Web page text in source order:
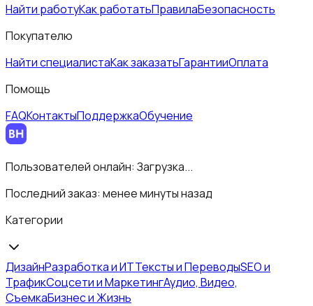
Найти работуКак работатьПравилаБезопасность
Покупателю
Найти специалистаКак заказатьГарантииОплата
Помощь
FAQКонтактыПоддержкаОбучение
Пользователей онлайн: Загрузка...
Последний заказ: менее минуты назад
Категории
ДизайнРазработка и ИТТексты и ПереводыSEO и
ТрафикСоцсети и МаркетингАудио, Видео,
СъемкаБизнес и Жизнь